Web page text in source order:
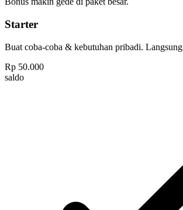
Starter
Buat coba-coba & kebutuhan pribadi.
Rp 50.000
saldo